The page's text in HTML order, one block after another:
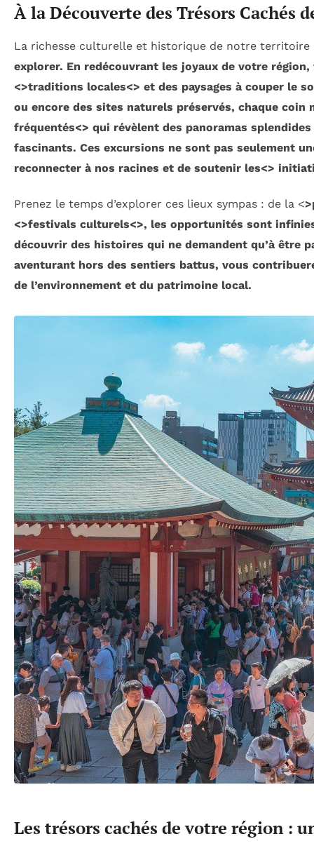
À la Découverte des Trésors Cachés
La richesse culturelle et historique de notre
explorer. En redécouvrant les joyaux de votre
<>traditions locales<> et des paysages à couper le
ou encore des sites naturels préservés, chaque coin
fréquentés<> qui révèlent des panoramas
fascinants. Ces excursions ne sont pas seulement
reconnecter à nos racines et de soutenir les<>
Prenez le temps d’explorer ces lieux sympas : de la <
<>festivals culturels<>, les opportunités sont
découvrir des histoires qui ne demandent qu’à être
aventurant hors des sentiers battus, vous
de l’environnement et du patrimoine local.
Les trésors cachés de votre région :